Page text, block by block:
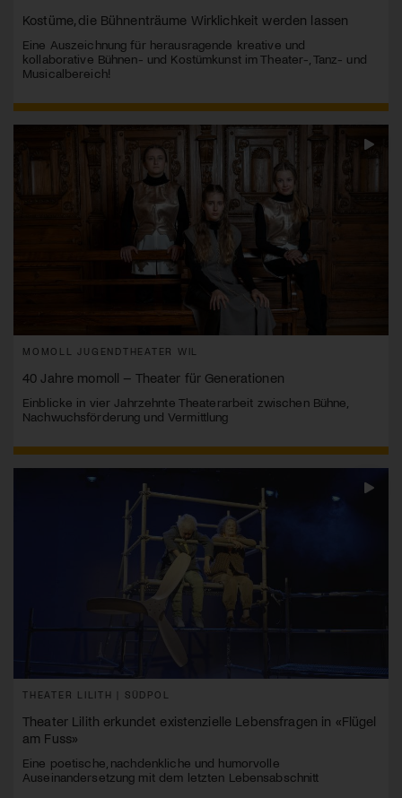
Kostüme, die Bühnenträume Wirklichkeit werden lassen
Eine Auszeichnung für herausragende kreative und
kollaborative Bühnen- und Kostümkunst im Theater-, Tanz- und
Musicalbereich!
MOMOLL JUGENDTHEATER WIL
40 Jahre momoll – Theater für Generationen
Einblicke in vier Jahrzehnte Theaterarbeit zwischen Bühne,
Nachwuchsförderung und Vermittlung
THEATER LILITH | SÜDPOL
Theater Lilith erkundet existenzielle Lebensfragen in «Flügel
am Fuss»
Eine poetische, nachdenkliche und humorvolle
Auseinandersetzung mit dem letzten Lebensabschnitt